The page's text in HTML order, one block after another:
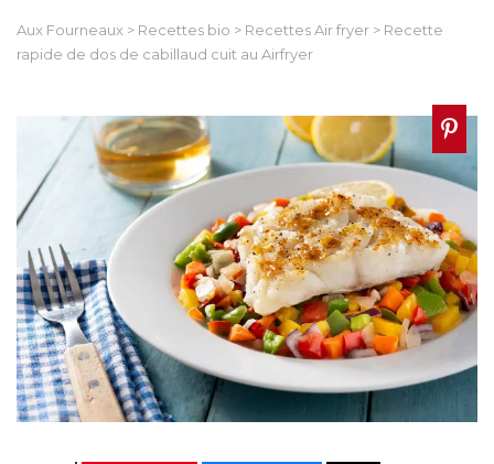
Aux Fourneaux > Recettes bio > Recettes Air fryer > Recette
rapide de dos de cabillaud cuit au Airfryer